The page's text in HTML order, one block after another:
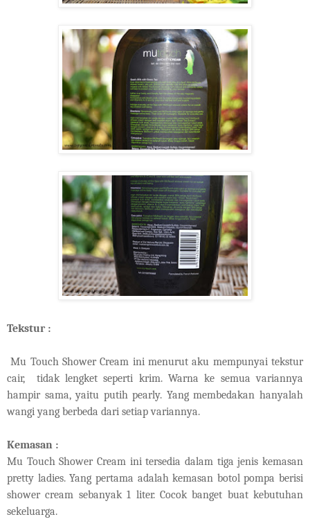
Tekstur :
Mu Touch Shower Cream ini menurut aku mempunyai tekstur
cair, tidak lengket seperti krim. Warna ke semua variannya
hampir sama, yaitu putih pearly. Yang membedakan hanyalah
wangi yang berbeda dari setiap variannya.
Kemasan :
Mu Touch Shower Cream ini tersedia dalam tiga jenis kemasan
pretty ladies. Yang pertama adalah kemasan botol pompa berisi
shower cream sebanyak 1 liter. Cocok banget buat kebutuhan
sekeluarga.